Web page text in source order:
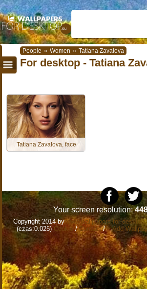
People » Women » Tatiana Zavalova
For desktop - Tatiana
Tatiana Zavalova, face
Your screen resolution:
Copyright 2014 bywww.wallpapers-for-
(czas:0.025)Cookie/Contact/+ Add